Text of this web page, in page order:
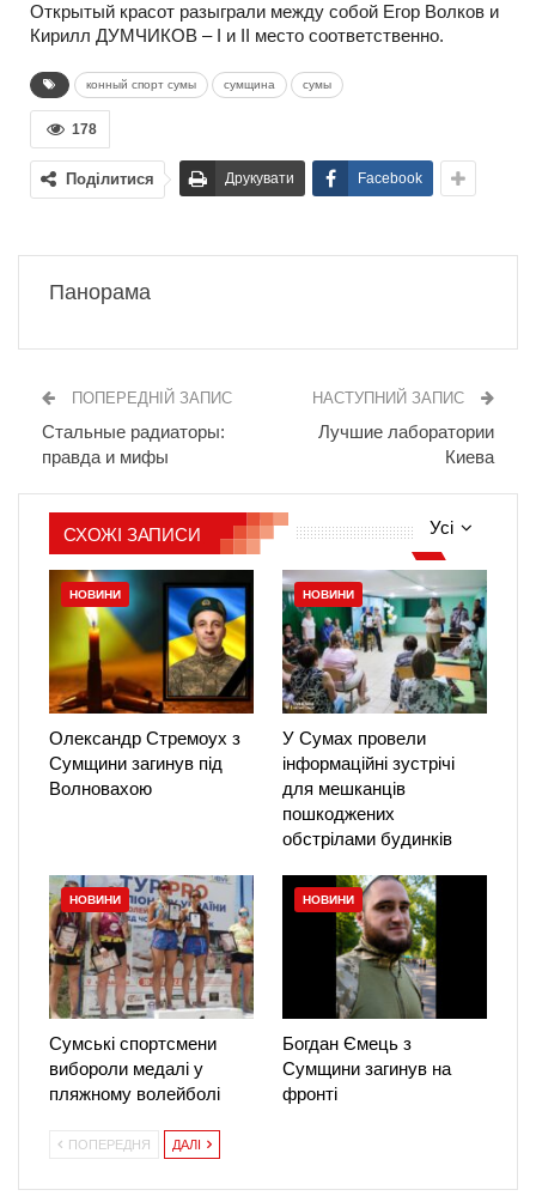
Открытый красот разыграли между собой Егор Волков и
Кирилл ДУМЧИКОВ – I и II место соответственно.
конный спорт сумы сумщина сумы
178
Поділитися Друкувати Facebook
Панорама
ПОПЕРЕДНІЙ ЗАПИС
Стальные радиаторы:
правда и мифы
НАСТУПНИЙ ЗАПИС
Лучшие лаборатории
Киева
Усі
СХОЖІ ЗАПИСИ
НОВИНИ
Олександр Стремоух з
Сумщини загинув під
Волновахою
НОВИНИ
У Сумах провели
інформаційні зустрічі
для мешканців
пошкоджених
обстрілами будинків
НОВИНИ
Сумські спортсмени
вибороли медалі у
пляжному волейболі
НОВИНИ
Богдан Ємець з
Сумщини загинув на
фронті
ПОПЕРЕДНЯ ДАЛІ